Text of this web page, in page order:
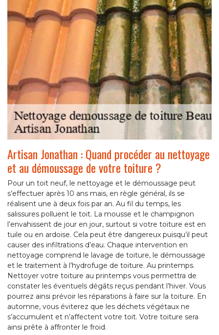
Artisan Jonathan : Quand procéder au nettoyage
et au démoussage de votre toiture ?
Pour un toit neuf, le nettoyage et le démoussage peut
s’effectuer après 10 ans mais, en règle général, ils se
réalisent une à deux fois par an. Au fil du temps, les
salissures polluent le toit. La mousse et le champignon
l’envahissent de jour en jour, surtout si votre toiture est en
tuile ou en ardoise. Cela peut être dangereux puisqu’il peut
causer des infiltrations d’eau. Chaque intervention en
nettoyage comprend le lavage de toiture, le démoussage
et le traitement à l’hydrofuge de toiture. Au printemps.
Nettoyer votre toiture au printemps vous permettra de
constater les éventuels dégâts reçus pendant l’hiver. Vous
pourrez ainsi prévoir les réparations à faire sur la toiture. En
automne, vous éviterez que les déchets végétaux ne
s’accumulent et n’affectent votre toit. Votre toiture sera
ainsi prête à affronter le froid.